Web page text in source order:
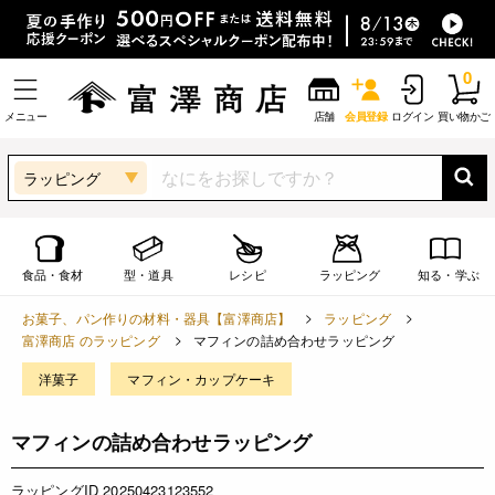
メニュー 店舗 会員登録 ログイン 買い物かご
0
ラッピング
食品・食材 型・道具 レシピ ラッピング 知る・学ぶ
お菓子、パン作りの材料・器具【富澤商店】
ラッピング
富澤商店 のラッピング
マフィンの詰め合わせラッピング
洋菓子 マフィン・カップケーキ
マフィンの詰め合わせラッピング
ラッピングID 20250423123552